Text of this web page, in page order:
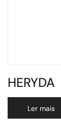
HERYDA
Ler mais